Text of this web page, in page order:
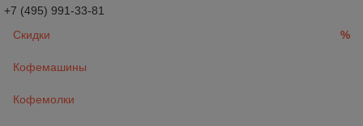
+7 (495) 991-33-81
Скидки
%
Кофемашины
Кофемолки